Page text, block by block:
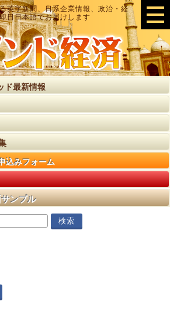
英字新聞、日系企業情報、政治・経
日日本語でお届けします
ド最新情報
込みフォーム
ンプル